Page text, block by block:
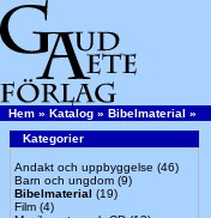
Hem » Katalog » Bibelmaterial »
Kategorier
Andakt och uppbyggelse (46)
Barn och ungdom (9)
Bibelmaterial (19)
Film (4)